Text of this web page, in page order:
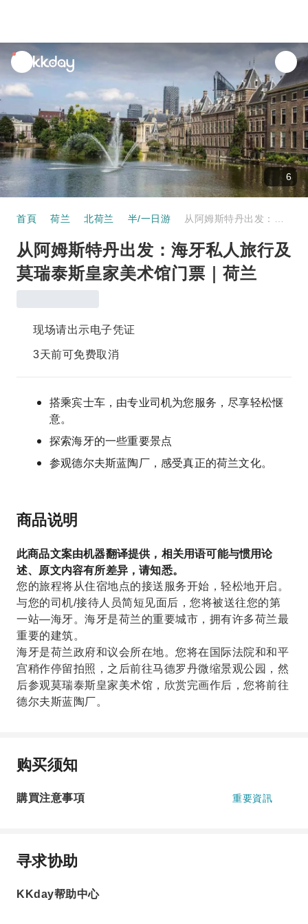
unread
notifications
6
首頁 荷兰 北荷兰 半/一日游
从阿姆斯特丹出发：海牙私人旅行及
莫瑞泰斯皇家美术馆门票｜荷兰
现场请出示电子凭证
3天前可免费取消
搭乘宾士车，由专业司机为您服务，尽享轻松惬
意。
探索海牙的一些重要景点
参观德尔夫斯蓝陶厂，感受真正的荷兰文化。
商品说明
此商品文案由机器翻译提供，相关用语可能与惯用论
述、原文内容有所差异，请知悉。
您的旅程将从住宿地点的接送服务开始，轻松地开启。
与您的司机/接待人员简短见面后，您将被送往您的第
一站—海牙。海牙是荷兰的重要城市，拥有许多荷兰最
重要的建筑。
海牙是荷兰政府和议会所在地。您将在国际法院和和平
宫稍作停留拍照，之后前往马德罗丹微缩景观公园，然
后参观莫瑞泰斯皇家美术馆，欣赏完画作后，您将前往
德尔夫斯蓝陶厂。
购买须知
購買注意事項 重要資訊
寻求协助
KKday帮助中心